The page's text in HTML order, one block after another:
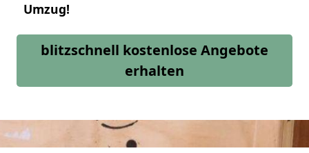
Umzug!
blitzschnell kostenlose Angebote
erhalten